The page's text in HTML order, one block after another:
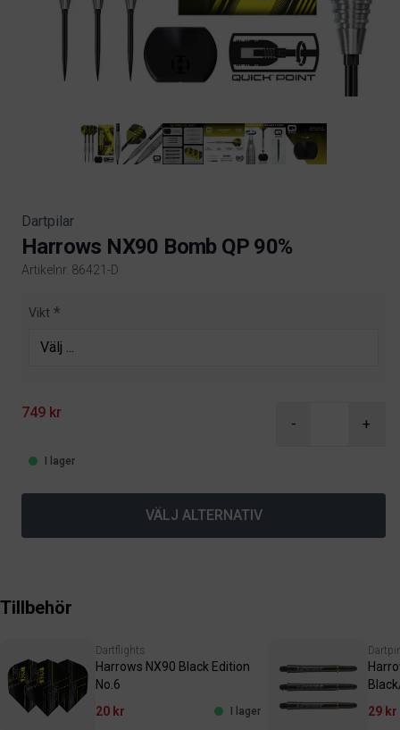
Dartpilar
Harrows NX90 Bomb QP 90%
Artikelnr. 86421-D
Product information
Vikt
749 kr
- +
I lager
VÄLJ ALTERNATIV
Tillbehör
Dartflights
Harrows NX90 Black Edition
No.6
20 kr
I lager
29 kr